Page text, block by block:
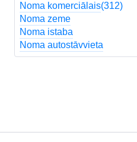
Noma komerciālais(312)
Noma zeme
Noma istaba
Noma autostāvvieta